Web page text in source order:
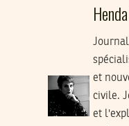
et
civile.
et